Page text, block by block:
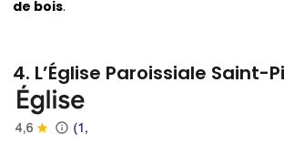
de bois.
4. L’Église Paroissiale Saint-